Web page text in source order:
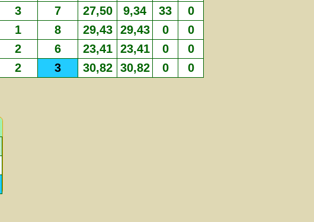
3 7 27,50 9,34 33 0
1 8 29,43 29,43 0 0
2 6 23,41 23,41 0 0
2 3 30,82 30,82 0 0